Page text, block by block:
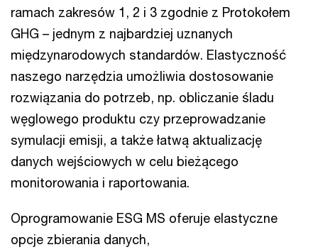
ramach zakresów 1, 2 i 3 zgodnie z Protokołem
GHG – jednym z najbardziej uznanych
międzynarodowych standardów. Elastyczność
naszego narzędzia umożliwia dostosowanie
rozwiązania do potrzeb, np. obliczanie śladu
węglowego produktu czy przeprowadzanie
symulacji emisji, a także łatwą aktualizację
danych wejściowych w celu bieżącego
monitorowania i raportowania.
Oprogramowanie ESG MS oferuje elastyczne
opcje zbierania danych,